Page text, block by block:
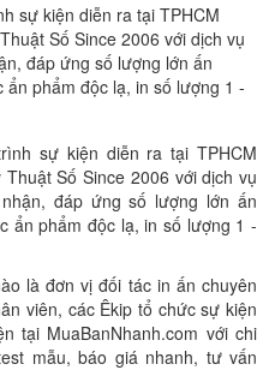
sự kiện diễn ra tại TPHCM
Số Since 2006 với dịch vụ
đáp ứng số lượng lớn ấn
phẩm độc lạ, in số lượng 1 -
sự kiện diễn ra tại TPHCM
Số Since 2006 với dịch vụ
đáp ứng số lượng lớn ấn
ẩn phẩm độc lạ, in số lượng 1 -
là đơn vị đối tác in ấn chuyên
viên, các Êkip tổ chức sự kiện
tại MuaBanNhanh.com với chi
mẫu, báo giá nhanh, tư vấn